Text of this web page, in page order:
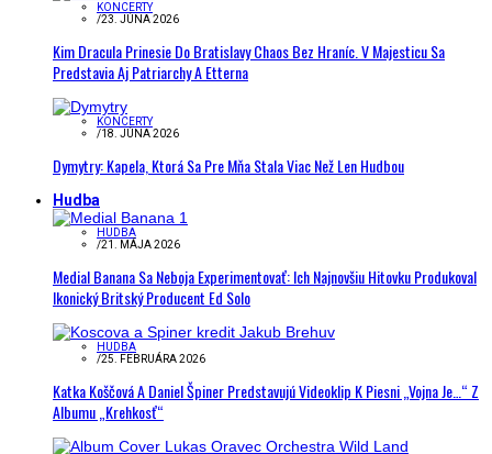
KONCERTY
/23. JÚNA 2026
Kim Dracula Prinesie Do Bratislavy Chaos Bez Hraníc. V Majesticu Sa
Predstavia Aj Patriarchy A Etterna
KONCERTY
/18. JÚNA 2026
Dymytry: Kapela, Ktorá Sa Pre Mňa Stala Viac Než Len Hudbou
Hudba
HUDBA
/21. MÁJA 2026
Medial Banana Sa Neboja Experimentovať: Ich Najnovšiu Hitovku Produkoval
Ikonický Britský Producent Ed Solo
HUDBA
/25. FEBRUÁRA 2026
Katka Koščová A Daniel Špiner Predstavujú Videoklip K Piesni „Vojna Je…“ Z
Albumu „Krehkosť“